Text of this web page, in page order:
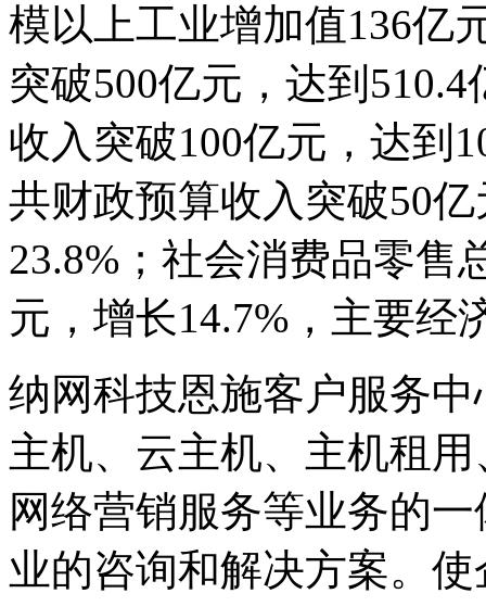
模以上工业增加值136亿
突破500亿元，达到
收入突破100亿元，达到
共财政预算收入突破50
23.8%；社会消费品零售
元，增长14.7%，主要经
纳网科技恩施客户服务
主机、云主机、主机租
网络营销服务等业务的
业的咨询和解决方案。